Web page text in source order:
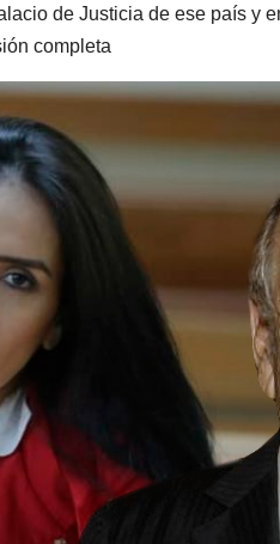
de Justicia de ese país y
completa